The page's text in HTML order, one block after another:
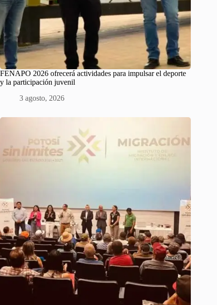
FENAPO 2026 ofrecerá actividades para impulsar el deporte
y la participación juvenil
3 agosto, 2026